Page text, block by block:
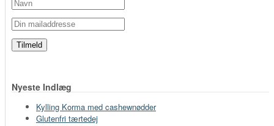
Nyeste Indlæg
Kylling Korma med cashewnødder
Glutenfri tærtedej